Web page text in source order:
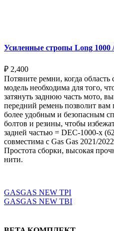
Усиленные стропы Long 1000
₽ 2,400
Потяните ремни, когда область
модель необходима для того,
затянуть заднюю часть мото,
передний ремень позволит
более удобным и безопасным
болтов и резины, чтобы
задней частью = DEC-1000-x
совместима с Gas Gas 2021/
Простота сборки, высокая
нити.
GASGAS NEW TPI
GASGAS NEW TBI